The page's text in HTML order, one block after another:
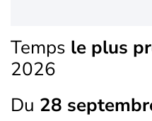
Temps le plus
2026
Du 28